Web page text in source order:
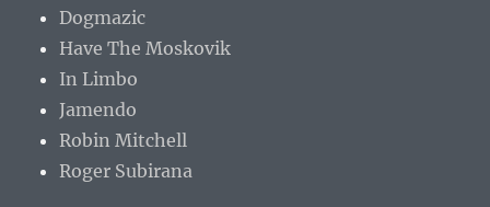
Dogmazic
Have The Moskovik
In Limbo
Jamendo
Robin Mitchell
Roger Subirana